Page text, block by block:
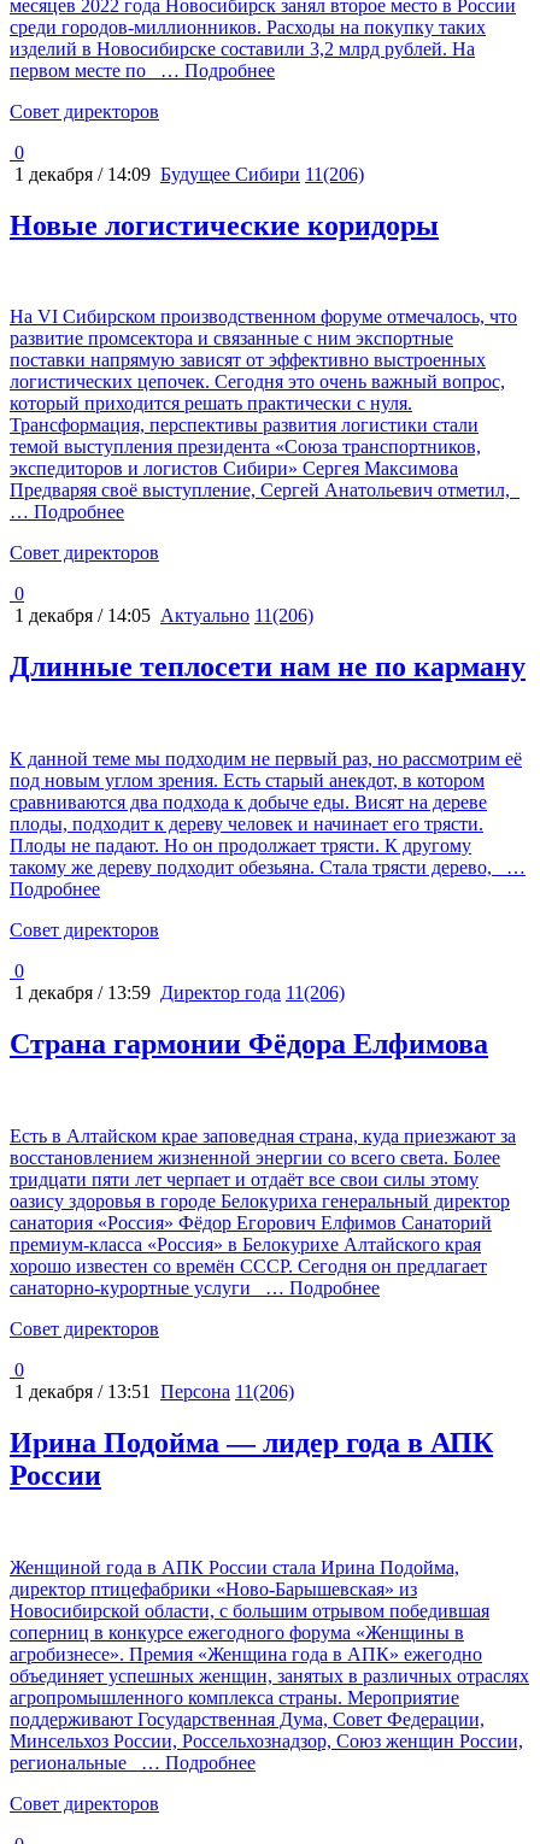
месяцев 2022 года Новосибирск занял второе место в России
среди городов-миллионников. Расходы на покупку таких
изделий в Новосибирске составили 3,2 млрд рублей. На
первом месте по
… Подробнее
Cовет директоров
0
1 декабря / 14:09 Будущее Сибири 11(206)
Новые логистические коридоры
На VI Сибирском производственном форуме отмечалось, что
развитие промсектора и связанные с ним экспортные
поставки напрямую зависят от эффективно выстроенных
логистических цепочек. Сегодня это очень важный вопрос,
который приходится решать практически с нуля.
Трансформация, перспективы развития логистики стали
темой выступления президента «Союза транспортников,
экспедиторов и логистов Сибири» Сергея Максимова
Предваряя своё выступление, Сергей Анатольевич отметил,
… Подробнее
Cовет директоров
0
1 декабря / 14:05 Актуально 11(206)
Длинные теплосети нам не по карману
К данной теме мы подходим не первый раз, но рассмотрим её
под новым углом зрения. Есть старый анекдот, в котором
сравниваются два подхода к добыче еды. Висят на дереве
плоды, подходит к дереву человек и начинает его трясти.
Плоды не падают. Но он продолжает трясти. К другому
такому же дереву подходит обезьяна. Стала трясти дерево,
…
Подробнее
Cовет директоров
0
1 декабря / 13:59 Директор года 11(206)
Страна гармонии Фёдора Елфимова
Есть в Алтайском крае заповедная страна, куда приезжают за
восстановлением жизненной энергии со всего света. Более
тридцати пяти лет черпает и отдаёт все свои силы этому
оазису здоровья в городе Белокуриха генеральный директор
санатория «Россия» Фёдор Егорович Елфимов Санаторий
премиум-класса «Россия» в Белокурихе Алтайского края
хорошо известен со времён СССР. Сегодня он предлагает
санаторно-курортные услуги
… Подробнее
Cовет директоров
0
1 декабря / 13:51
Персона 11(206)
Ирина Подойма — лидер года в АПК
России
Женщиной года в АПК России стала Ирина Подойма,
директор птицефабрики «Ново-Барышевская» из
Новосибирской области, с большим отрывом победившая
соперниц в конкурсе ежегодного форума «Женщины в
агробизнесе». Премия «Женщина года в АПК» ежегодно
объединяет успешных женщин, занятых в различных отраслях
агропромышленного комплекса страны. Мероприятие
поддерживают Государственная Дума, Совет Федерации,
Минсельхоз России, Россельхознадзор, Союз женщин России,
региональные
… Подробнее
Cовет директоров